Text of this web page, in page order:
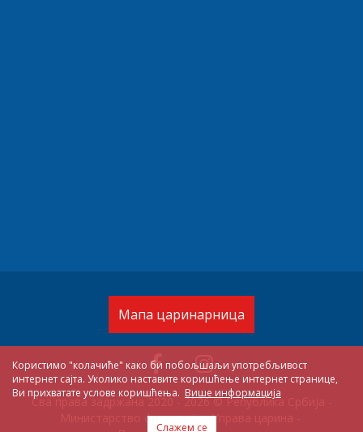
Користимо "колачиће" како би побољшаљи употребљивост
интернет сајта. Уколико наставите коришћење интернет странице,
Ви прихватате услове коришћења. Више информација
Слажем се
Мапа царинарница
Сва права задржана 2020 - 2026 © Република Србија -
Министарство финансија - Управа царина -